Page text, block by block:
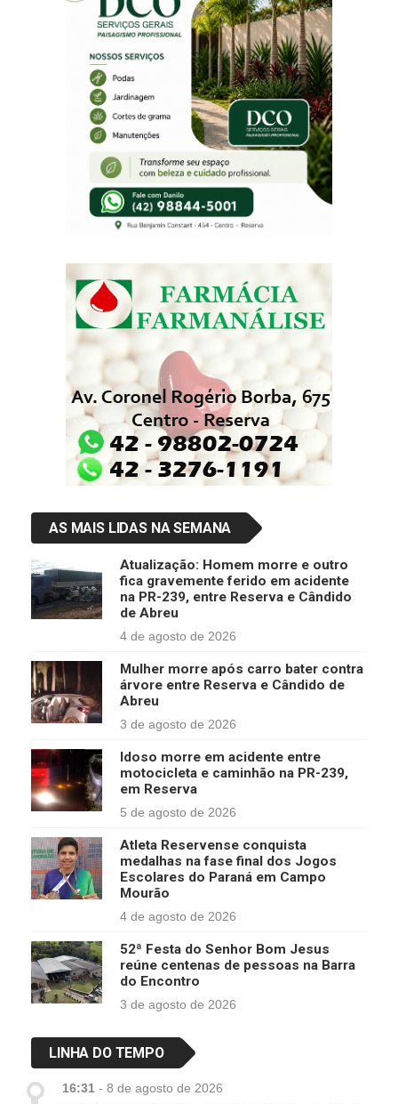
AS MAIS LIDAS NA SEMANA
Atualização: Homem morre e outro
fica gravemente ferido em acidente
na PR-239, entre Reserva e Cândido
de Abreu
4 de agosto de 2026
Mulher morre após carro bater contra
árvore entre Reserva e Cândido de
Abreu
3 de agosto de 2026
Idoso morre em acidente entre
motocicleta e caminhão na PR-239,
em Reserva
5 de agosto de 2026
Atleta Reservense conquista
medalhas na fase final dos Jogos
Escolares do Paraná em Campo
Mourão
4 de agosto de 2026
52ª Festa do Senhor Bom Jesus
reúne centenas de pessoas na Barra
do Encontro
3 de agosto de 2026
LINHA DO TEMPO
16:31 - 8 de agosto de 2026